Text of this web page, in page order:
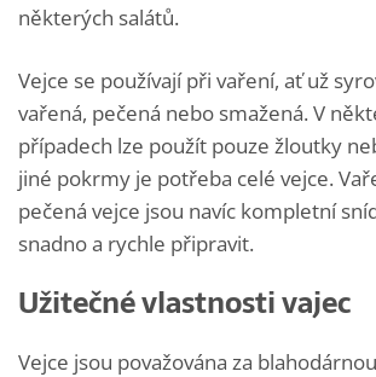
některých salátů.
Vejce se používají při vaření, ať už
vařená, pečená nebo smažená. V
případech lze použít pouze žloutky
jiné pokrmy je potřeba celé vejce.
pečená vejce jsou navíc kompletní
snadno a rychle připravit.
Užitečné vlastnosti vajec
Vejce jsou považována za